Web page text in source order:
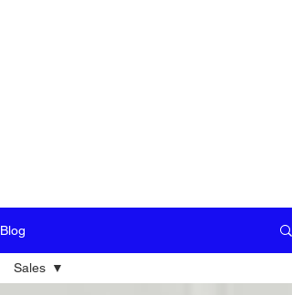
Blog
Sales